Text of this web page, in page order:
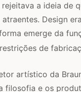
a ideia de
Design
emerge da
de
artístico da
filosofia e os